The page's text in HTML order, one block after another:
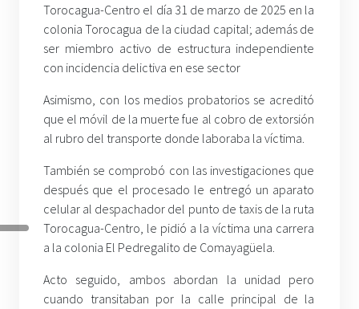
Torocagua-Centro el día 31 de marzo de 2025 en la
colonia Torocagua de la ciudad capital; además de
ser miembro activo de estructura independiente
con incidencia delictiva en ese sector
Asimismo, con los medios probatorios se acreditó
que el móvil de la muerte fue al cobro de extorsión
al rubro del transporte donde laboraba la víctima.
También se comprobó con las investigaciones que
después que el procesado le entregó un aparato
celular al despachador del punto de taxis de la ruta
Torocagua-Centro, le pidió a la víctima una carrera
a la colonia El Pedregalito de Comayagüela.
Acto seguido, ambos abordan la unidad pero
cuando transitaban por la calle principal de la